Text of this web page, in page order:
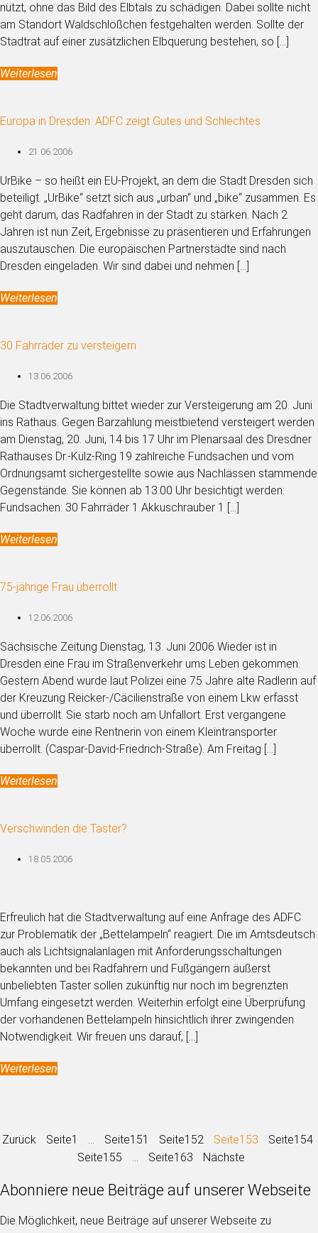
nützt, ohne das Bild des Elbtals zu schädigen. Dabei sollte nicht
am Standort Waldschlößchen festgehalten werden. Sollte der
Stadtrat auf einer zusätzlichen Elbquerung bestehen, so […]
Weiterlesen
Europa in Dresden: ADFC zeigt Gutes und Schlechtes
21.06.2006
UrBike – so heißt ein EU-Projekt, an dem die Stadt Dresden sich
beteiligt. „UrBike“ setzt sich aus „urban“ und „bike“ zusammen. Es
geht darum, das Radfahren in der Stadt zu stärken. Nach 2
Jahren ist nun Zeit, Ergebnisse zu präsentieren und Erfahrungen
auszutauschen. Die europäischen Partnerstädte sind nach
Dresden eingeladen. Wir sind dabei und nehmen […]
Weiterlesen
30 Fahrräder zu versteigern
13.06.2006
Die Stadtverwaltung bittet wieder zur Versteigerung am 20. Juni
ins Rathaus. Gegen Barzahlung meistbietend versteigert werden
am Dienstag, 20. Juni, 14 bis 17 Uhr im Plenarsaal des Dresdner
Rathauses Dr.-Külz-Ring 19 zahlreiche Fundsachen und vom
Ordnungsamt sichergestellte sowie aus Nachlässen stammende
Gegenstände. Sie können ab 13.00 Uhr besichtigt werden:
Fundsachen: 30 Fahrräder 1 Akkuschrauber 1 […]
Weiterlesen
75-jährige Frau überrollt
12.06.2006
Sächsische Zeitung Dienstag, 13. Juni 2006 Wieder ist in
Dresden eine Frau im Straßenverkehr ums Leben gekommen.
Gestern Abend wurde laut Polizei eine 75 Jahre alte Radlerin auf
der Kreuzung Reicker-/Cäcilienstraße von einem Lkw erfasst
und überrollt. Sie starb noch am Unfallort. Erst vergangene
Woche wurde eine Rentnerin von einem Kleintransporter
überrollt. (Caspar-David-Friedrich-Straße). Am Freitag […]
Weiterlesen
Verschwinden die Taster?
18.05.2006
Erfreulich hat die Stadtverwaltung auf eine Anfrage des ADFC
zur Problematik der „Bettelampeln“ reagiert. Die im Amtsdeutsch
auch als Lichtsignalanlagen mit Anforderungsschaltungen
bekannten und bei Radfahrern und Fußgängern äußerst
unbeliebten Taster sollen zukünftig nur noch im begrenzten
Umfang eingesetzt werden. Weiterhin erfolgt eine Überprüfung
der vorhandenen Bettelampeln hinsichtlich ihrer zwingenden
Notwendigkeit. Wir freuen uns darauf, […]
Weiterlesen
Zurück Seite1 … Seite151 Seite152 Seite153 Seite154
Seite155 … Seite163 Nächste
Abonniere neue Beiträge auf unserer Webseite
Die Möglichkeit, neue Beiträge auf unserer Webseite zu